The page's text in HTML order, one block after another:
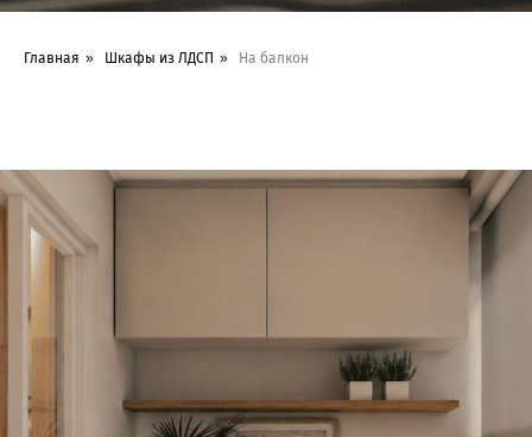
Главная » Шкафы из ЛДСП » На балкон